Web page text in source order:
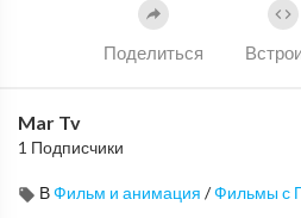
Поделиться
Mar Tv
1 Подписчики
ВФильм и анимация /Фильмы с